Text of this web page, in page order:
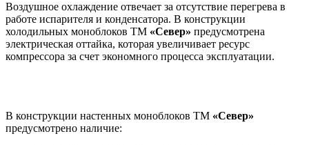
Воздушное охлаждение отвечает за отсутствие перегрева в
работе испарителя и конденсатора. В конструкции
холодильных моноблоков ТМ «Север» предусмотрена
электрическая оттайка, которая увеличивает ресурс
компрессора за счет экономного процесса эксплуатации.
В конструкции настенных моноблоков ТМ «Север»
предусмотрено наличие: